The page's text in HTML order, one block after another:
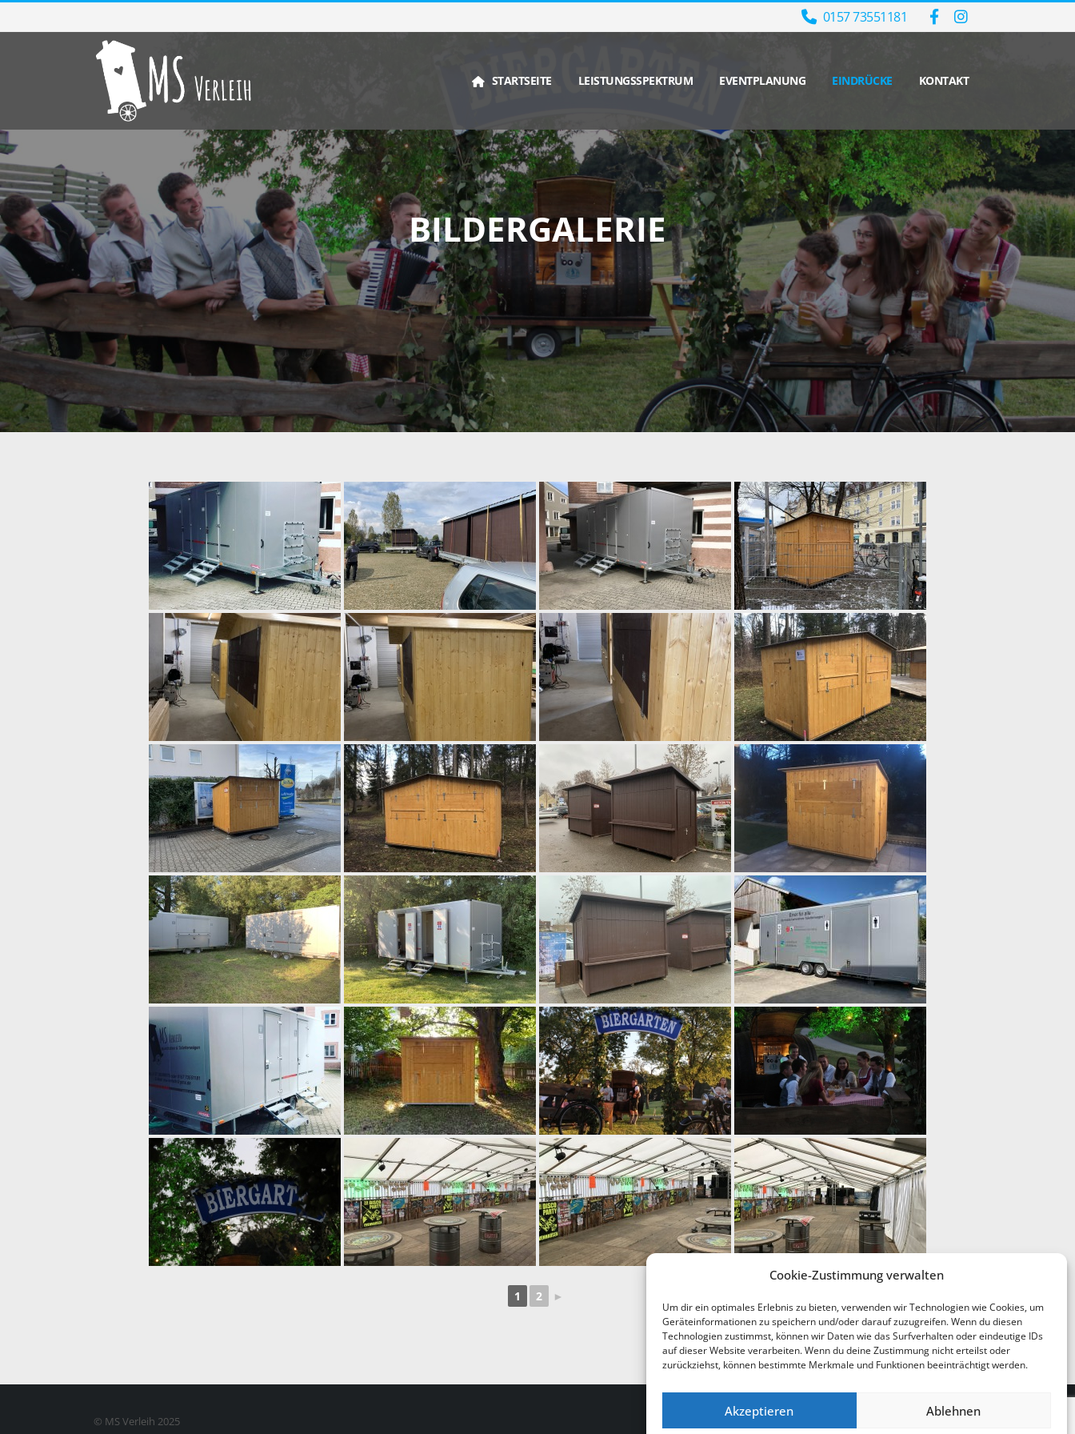
Cookie-Zustimmung verwalten
Um dir ein optimales Erlebnis zu bieten, verwenden wir Technologien wie Cookies, um
Geräteinformationen zu speichern und/oder darauf zuzugreifen. Wenn du diesen
Technologien zustimmst, können wir Daten wie das Surfverhalten oder eindeutige IDs
auf dieser Website verarbeiten. Wenn du deine Zustimmung nicht erteilst oder
zurückziehst, können bestimmte Merkmale und Funktionen beeinträchtigt werden.
Akzeptieren Ablehnen
0157 73551181
STARTSEITE LEISTUNGSSPEKTRUM EVENTPLANUNG EINDRÜCKE KONTAKT
BILDERGALERIE
1 2 ►
© MS Verleih 2025 Datenschutzerklärung